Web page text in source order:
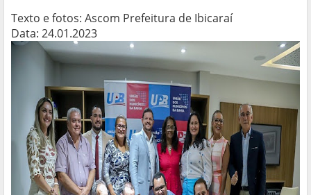
Texto e fotos: Ascom Prefeitura de Ibicaraí
Data: 24.01.2023